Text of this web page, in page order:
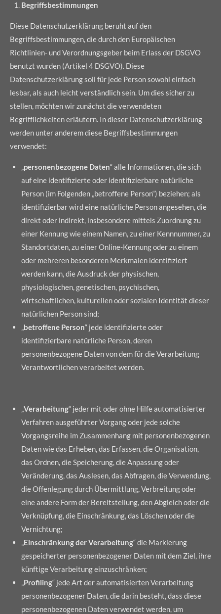
Begriffsbestimmungen
Diese Datenschutzerklärung beruht auf den
Begriffsbestimmungen, die durch den Europäischen
Richtlinien- und Verordnungsgeber beim Erlass der DSGVO
benutzt wurden (Artikel 4 DSGVO). Diese
Datenschutzerklärung soll für jede Person sowohl einfach
lesbar, als auch leicht verständlich sein. Um dies sicher zu
stellen, möchten wir zunächst die verwendeten
Begrifflichkeiten erläutern. In dieser Datenschutzerklärung
werden unter anderem diese Begriffsbestimmungen
verwendet:
„personenbezogene Daten“ alle Informationen, die sich
auf eine identifizierte oder identifizierbare natürliche
Person (im Folgenden „betroffene Person“) beziehen; als
identifizierbar wird eine natürliche Person angesehen, die
direkt oder indirekt, insbesondere mittels Zuordnung zu
einer Kennung wie einem Namen, zu einer Kennnummer, zu
Standortdaten, zu einer Online-Kennung oder zu einem
oder mehreren besonderen Merkmalen identifiziert
werden kann, die Ausdruck der physischen,
physiologischen, genetischen, psychischen,
wirtschaftlichen, kulturellen oder sozialen Identität dieser
natürlichen Person sind;
„betroffene Person“ jede identifizierte oder
identifizierbare natürliche Person, deren
personenbezogene Daten von dem für die Verarbeitung
Verantwortlichen verarbeitet werden.
„Verarbeitung“ jeder mit oder ohne Hilfe automatisierter
Verfahren ausgeführter Vorgang oder jede solche
Vorgangsreihe im Zusammenhang mit personenbezogenen
Daten wie das Erheben, das Erfassen, die Organisation,
das Ordnen, die Speicherung, die Anpassung oder
Veränderung, das Auslesen, das Abfragen, die Verwendung,
die Offenlegung durch Übermittlung, Verbreitung oder
eine andere Form der Bereitstellung, den Abgleich oder die
Verknüpfung, die Einschränkung, das Löschen oder die
Vernichtung;
„Einschränkung der Verarbeitung“ die Markierung
gespeicherter personenbezogener Daten mit dem Ziel, ihre
künftige Verarbeitung einzuschränken;
„Profiling“ jede Art der automatisierten Verarbeitung
personenbezogener Daten, die darin besteht, dass diese
personenbezogenen Daten verwendet werden, um